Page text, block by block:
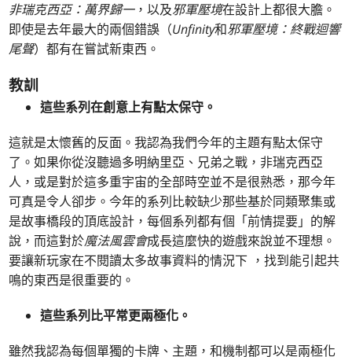
非瑞克西亞：萬界歸一，以及邪軍壓境在設計上都很大膽。
即使是去年最大的兩個錯誤（Unfinity和邪軍壓境：終戰迴響
尾聲）都有在嘗試新東西。
教訓
這些系列在創意上有點太保守。
這就是太懷舊的反面。我認為我們今年的主題有點太保守
了。如果你從沒聽過多明納里亞、兄弟之戰，非瑞克西亞
人，或是對於這多重宇宙的全部時空並不是很熟悉，那今年
可真是令人卻步。今年的系列比較缺少那些基於同類聚集或
是故事橋段的頂底設計，每個系列都有個「前情提要」的解
說，而這對於魔法風雲會成長這麼快的遊戲來說並不理想。
要讓新玩家在不閱讀太多故事資料的情況下 ，找到能引起共
鳴的東西是很重要的。
這些系列比平常更兩極化。
雖然我認為每個單獨的卡牌、主題，和機制都可以是兩極化